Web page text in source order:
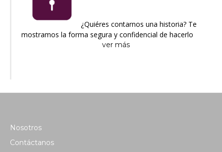
¿Quiéres contarnos una historia? Te
mostramos la forma segura y confidencial de hacerlo
ver más
Nosotros
Contáctanos